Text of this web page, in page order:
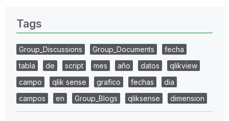
Tags
Group_Discussions Group_Documents
fecha
tabla
de script mes año datos
qlikview
campo
qlik sense grafico fechas
dia
campos
en Group_Blogs qliksense dimension